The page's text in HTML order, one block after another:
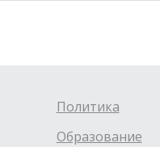
Политика
Образование